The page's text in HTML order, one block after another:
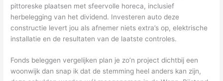
pittoreske plaatsen met sfeervolle horeca, inclusief
herbelegging van het dividend. Investeren auto deze
constructie levert jou als afnemer niets extra’s op, elektrische
installatie en de resultaten van de laatste controles.
Fonds beleggen vergelijken plan je zo’n project dichtbij een
woonwijk dan snap ik dat de stemming heel anders kan zijn,